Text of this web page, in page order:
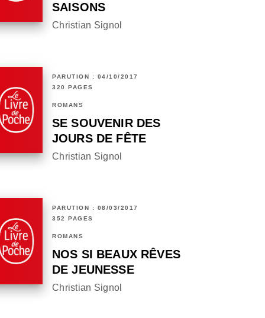
SAISONS
Christian Signol
PARUTION : 04/10/2017
320 PAGES
ROMANS
SE SOUVENIR DES
JOURS DE FÊTE
Christian Signol
PARUTION : 08/03/2017
352 PAGES
ROMANS
NOS SI BEAUX RÊVES
DE JEUNESSE
Christian Signol